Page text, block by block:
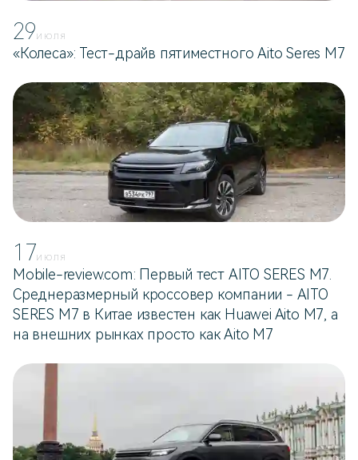
29ИЮЛЯ
«Колеса»: Тест-драйв пятиместного Aito Seres M7
17ИЮЛЯ
Mobile-review.com: Первый тест AITO SERES M7.
Среднеразмерный кроссовер компании - AITO
SERES M7 в Китае известен как Huawei Aito M7, а
на внешних рынках просто как Aito M7